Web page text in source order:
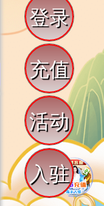
登录
充值
活动
入驻